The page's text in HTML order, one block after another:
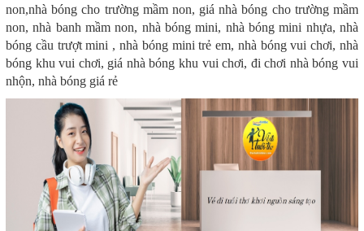
non,nhà bóng cho trường mầm non, giá nhà bóng cho trường mầm
non, nhà banh mầm non, nhà bóng mini, nhà bóng mini nhựa, nhà
bóng cầu trượt mini , nhà bóng mini trẻ em, nhà bóng vui chơi, nhà
bóng khu vui chơi, giá nhà bóng khu vui chơi, đi chơi nhà bóng vui
nhộn, nhà bóng giá rẻ